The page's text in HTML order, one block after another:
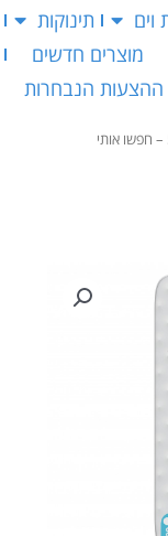
וים
תינוקות
מוצרים חדשים